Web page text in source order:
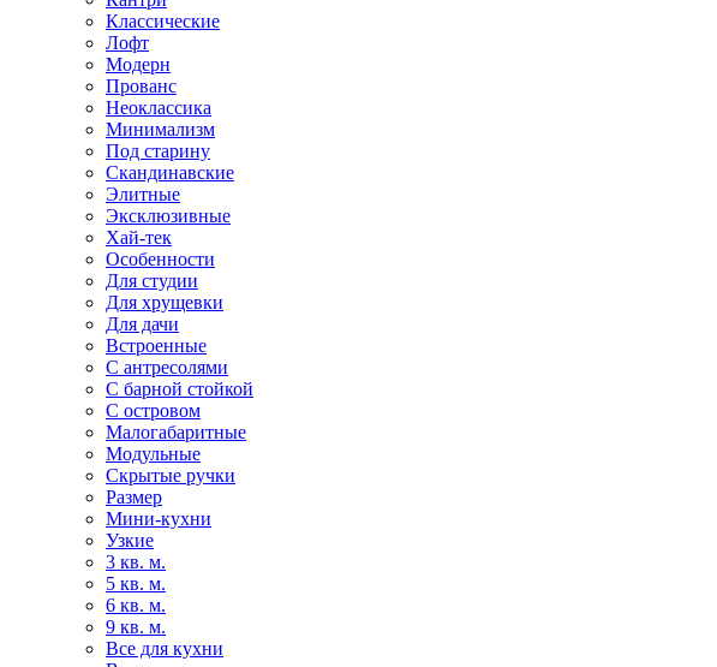
Классические
Лофт
Модерн
Прованс
Неоклассика
Минимализм
Под старину
Скандинавские
Элитные
Эксклюзивные
Хай-тек
Особенности
Для студии
Для хрущевки
Для дачи
Встроенные
С антресолями
С барной стойкой
С островом
Малогабаритные
Модульные
Скрытые ручки
Размер
Мини-кухни
Узкие
3 кв. м.
5 кв. м.
6 кв. м.
9 кв. м.
Все для кухни